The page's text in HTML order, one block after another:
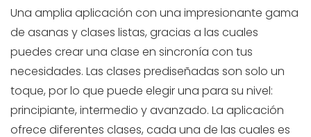
Una amplia aplicación con una impresionante gama
de asanas y clases listas, gracias a las cuales
puedes crear una clase en sincronía con tus
necesidades. Las clases prediseñadas son solo un
toque, por lo que puede elegir una para su nivel:
principiante, intermedio y avanzado. La aplicación
ofrece diferentes clases, cada una de las cuales es